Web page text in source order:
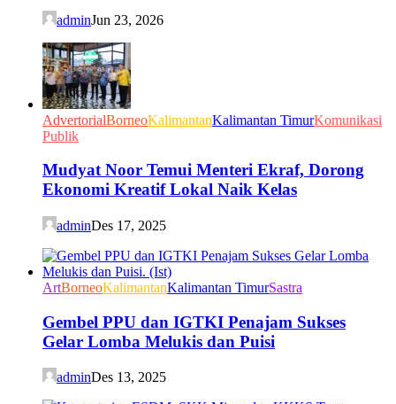
adminJun 23, 2026
AdvertorialBorneoKalimantanKalimantan TimurKomunikasi
Publik
Mudyat Noor Temui Menteri Ekraf, Dorong
Ekonomi Kreatif Lokal Naik Kelas
adminDes 17, 2025
ArtBorneoKalimantanKalimantan TimurSastra
Gembel PPU dan IGTKI Penajam Sukses
Gelar Lomba Melukis dan Puisi
adminDes 13, 2025